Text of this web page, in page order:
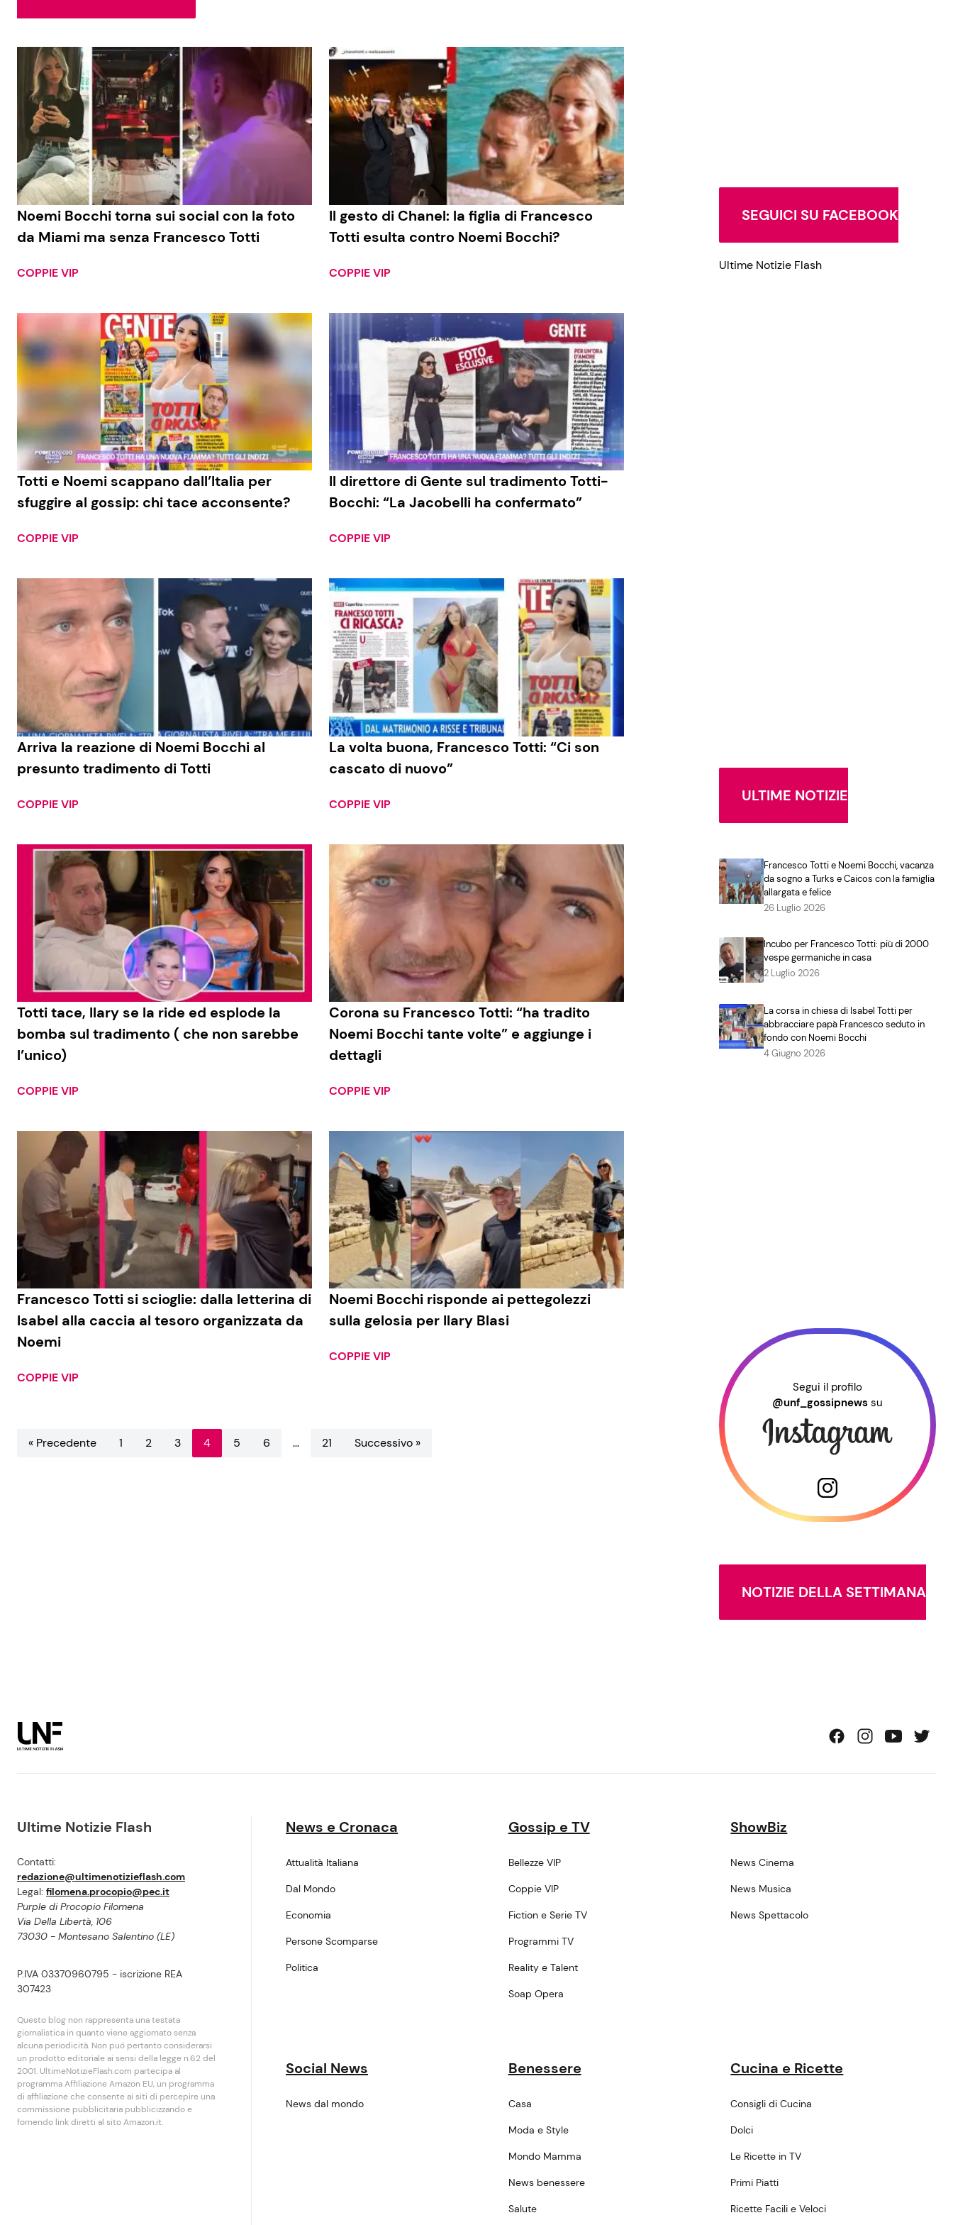
Social News
News dal mondo
Benessere
Casa
Moda e Style
News benessere
Salute
Cucina e Ricette
Consigli di Cucina
Dolci
Le Ricette in TV
Primi Piatti
Ricette Facili e Veloci
Noemi Bocchi torna sui social con la foto
da Miami ma senza Francesco Totti
COPPIE VIP
Il gesto di Chanel: la figlia di Francesco
Totti esulta contro Noemi Bocchi?
COPPIE VIP
Totti e Noemi scappano dall’Italia per
sfuggire al gossip: chi tace acconsente?
COPPIE VIP
Il direttore di Gente sul tradimento Totti-
Bocchi: “La Jacobelli ha confermato”
COPPIE VIP
Arriva la reazione di Noemi Bocchi al
presunto tradimento di Totti
COPPIE VIP
La volta buona, Francesco Totti: “Ci son
cascato di nuovo”
COPPIE VIP
Totti tace, Ilary se la ride ed esplode la
bomba sul tradimento ( che non sarebbe
l’unico)
COPPIE VIP
Corona su Francesco Totti: “ha tradito
Noemi Bocchi tante volte” e aggiunge i
dettagli
COPPIE VIP
Francesco Totti si scioglie: dalla letterina di
Isabel alla caccia al tesoro organizzata da
Noemi
COPPIE VIP
Noemi Bocchi risponde ai pettegolezzi
sulla gelosia per Ilary Blasi
COPPIE VIP
« Precedente 1 2 3 4 5 6 … 21 Successivo »
SEGUICI SU FACEBOOK
Ultime Notizie Flash
ULTIME NOTIZIE
Francesco Totti e Noemi Bocchi, vacanza
da sogno a Turks e Caicos con la famiglia
allargata e felice
26 Luglio 2026
Incubo per Francesco Totti: più di 2000
vespe germaniche in casa
2 Luglio 2026
La corsa in chiesa di Isabel Totti per
abbracciare papà Francesco seduto in
fondo con Noemi Bocchi
4 Giugno 2026
Segui il profilo
@unf_gossipnews su
NOTIZIE DELLA SETTIMANA
Ultime Notizie Flash
Contatti:
redazione@ultimenotizieflash.com
Legal: filomena.procopio@pec.it
Purple di Procopio Filomena
Via Della Libertà, 106
73030 - Montesano Salentino (LE)
P.IVA 03370960795 - iscrizione REA
307423
Questo blog non rappresenta una testata
giornalistica in quanto viene aggiornato senza
alcuna periodicità. Non puó pertanto considerarsi
un prodotto editoriale ai sensi della legge n.62 del
2001. UltimeNotizieFlash.com partecipa al
programma Affiliazione Amazon EU, un programma
di affiliazione che consente ai siti di percepire una
commissione pubblicitaria pubblicizzando e
fornendo link diretti al sito Amazon.it.
News e Cronaca
Attualità Italiana
Dal Mondo
Economia
Persone Scomparse
Politica
Gossip e TV
Bellezze VIP
Coppie VIP
Fiction e Serie TV
Programmi TV
Reality e Talent
Soap Opera
ShowBiz
News Cinema
News Musica
News Spettacolo
Social News
News dal mondo
Benessere
Casa
Moda e Style
Mondo Mamma
News benessere
Salute
Cucina e Ricette
Consigli di Cucina
Dolci
Le Ricette in TV
Primi Piatti
Ricette Facili e Veloci